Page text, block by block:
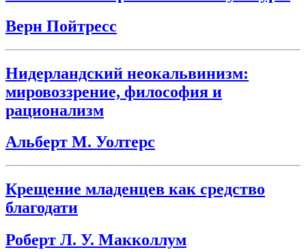
Верн Пойтресс
Нидерландский неокальвинизм:
мировоззрение, философия и
рационализм
Альберт М. Уолтерс
Крещение младенцев как средство
благодати
Роберт Л. У. Макколлум